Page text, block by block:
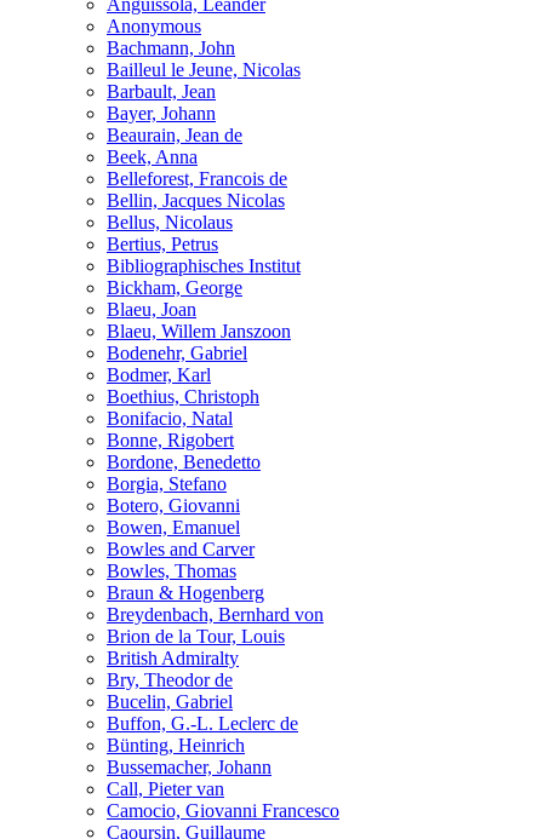
Anguissola, Leander
Anonymous
Bachmann, John
Bailleul le Jeune, Nicolas
Barbault, Jean
Bayer, Johann
Beaurain, Jean de
Beek, Anna
Belleforest, Francois de
Bellin, Jacques Nicolas
Bellus, Nicolaus
Bertius, Petrus
Bibliographisches Institut
Bickham, George
Blaeu, Joan
Blaeu, Willem Janszoon
Bodenehr, Gabriel
Bodmer, Karl
Boethius, Christoph
Bonifacio, Natal
Bonne, Rigobert
Bordone, Benedetto
Borgia, Stefano
Botero, Giovanni
Bowen, Emanuel
Bowles and Carver
Bowles, Thomas
Braun & Hogenberg
Breydenbach, Bernhard von
Brion de la Tour, Louis
British Admiralty
Bry, Theodor de
Bucelin, Gabriel
Buffon, G.-L. Leclerc de
Bünting, Heinrich
Bussemacher, Johann
Call, Pieter van
Camocio, Giovanni Francesco
Caoursin, Guillaume